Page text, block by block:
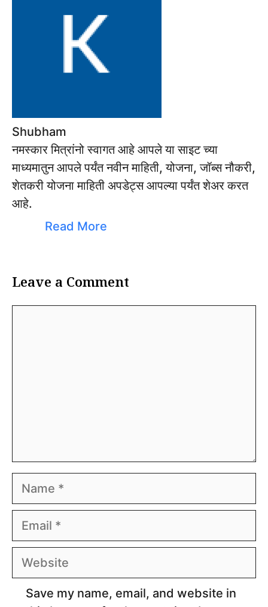
Shubham
नमस्कार मित्रांनो स्वागत आहे आपले या साइट च्या
माध्यमातुन आपले पर्यंत नवीन माहिती, योजना, जॉब्स नौकरी,
शेतकरी योजना माहिती अपडेट्स आपल्या पर्यंत शेअर करत
आहे.
Read More
Leave a Comment
Name
Email
Website
Save my name, email, and website in